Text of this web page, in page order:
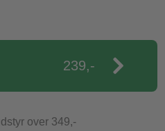
239,-
over 349,-